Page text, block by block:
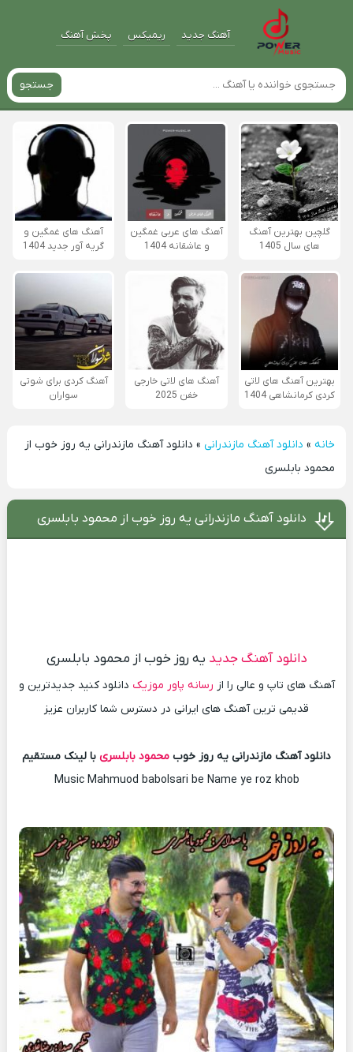
آهنگ جدید ریمیکس پخش آهنگ
جستجو
گلچین بهترین آهنگ
های سال 1405
آهنگ های عربی غمگین
و عاشقانه 1404
آهنگ های غمگین و
گریه آور جدید 1404
بهترین آهنگ های لاتی
کردی کرمانشاهی 1404
آهنگ های لاتی خارجی
خفن 2025
آهنگ کردی برای شوتی
سواران
خانه» دانلود آهنگ مازندرانی» دانلود آهنگ مازندرانی یه روز خوب از
محمود بابلسری
دانلود آهنگ مازندرانی یه روز خوب از محمود بابلسری
دانلود آهنگ جدید یه روز خوب از محمود بابلسری
آهنگ های تاپ و عالی را از رسانه پاور موزیک دانلود کنید جدیدترین و
قدیمی ترین آهنگ های ایرانی در دسترس شما کاربران عزیز
دانلود آهنگ مازندرانی یه روز خوب محمود بابلسری با لینک مستقیم
Music Mahmuod babolsari be Name ye roz khob